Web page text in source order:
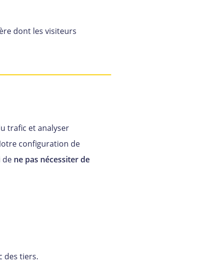
dont les visiteurs
trafic et analyser
configuration de
de ne pas nécessiter de
des tiers.